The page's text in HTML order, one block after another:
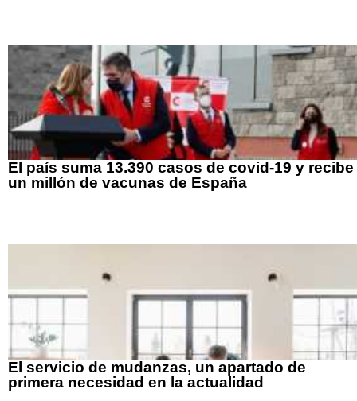
El país suma 13.390 casos de covid-19 y recibe
un millón de vacunas de España
El servicio de mudanzas, un apartado de
primera necesidad en la actualidad